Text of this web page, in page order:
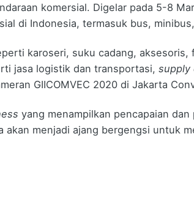
komersial. Digelar pada 5-8
di Indonesia, termasuk bus,
karoseri, suku cadang,
jasa logistik dan transportasi,supply
GIICOMVEC 2020 di Jakarta
yang menampilkan pencapaian
akan menjadi ajang bergengsi untuk